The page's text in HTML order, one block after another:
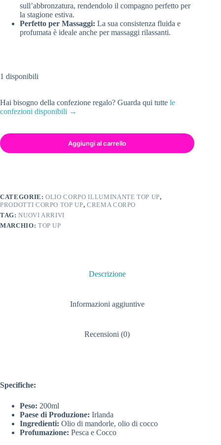
sull’abbronzatura, rendendolo il compagno perfetto per
la stagione estiva.
Perfetto per Massaggi: La sua consistenza fluida e
profumata è ideale anche per massaggi rilassanti.
1 disponibili
Hai bisogno della confezione regalo? Guarda qui tutte le
confezioni disponibili →
Aggiungi al carrello
CATEGORIE:OLIO CORPO ILLUMINANTE TOP UP,
PRODOTTI CORPO TOP UP, CREMA CORPO
TAG:NUOVI ARRIVI
MARCHIO: TOP UP
Descrizione
Informazioni aggiuntive
Recensioni (0)
Specifiche:
Peso: 200ml
Paese di Produzione: Irlanda
Ingredienti: Olio di mandorle, olio di cocco
Profumazione: Pesca e Cocco